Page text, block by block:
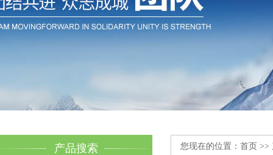
产品搜索 您现在的位置： 首页 >>